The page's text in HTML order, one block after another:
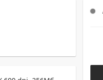
ДЛЯ ШИРОКОФОРМАТНЫХ